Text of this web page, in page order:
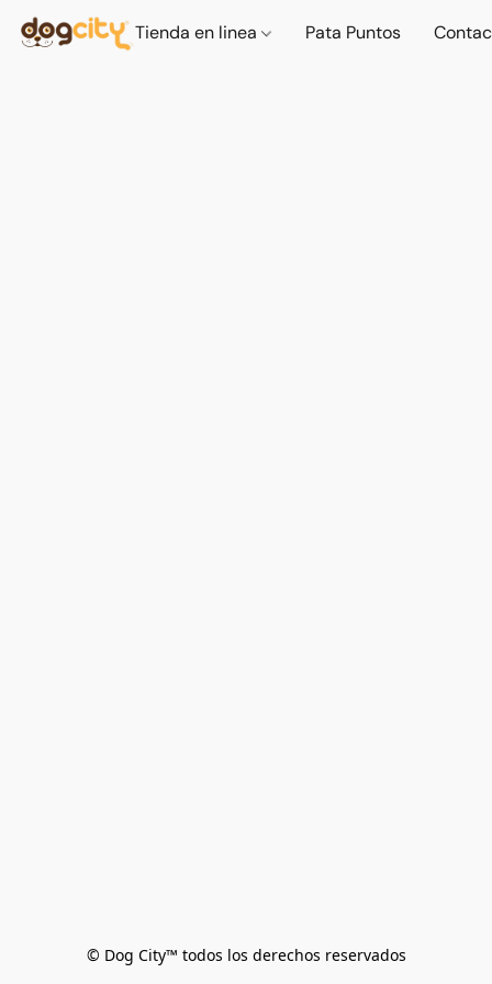
Tienda en linea Pata Puntos
© Dog City™ todos los derechos reservados